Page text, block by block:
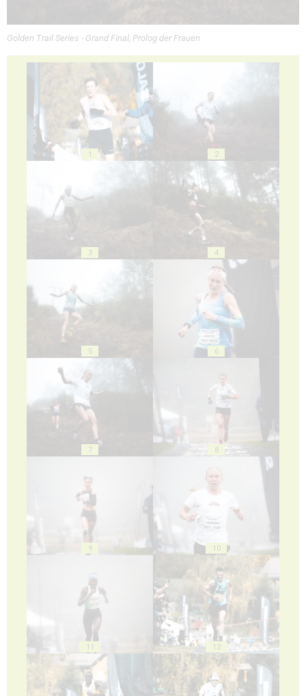
Golden Trail Series - Grand Final, Prolog der Frauen
1 2
3 4
5 6
7 8
9 10
11 12